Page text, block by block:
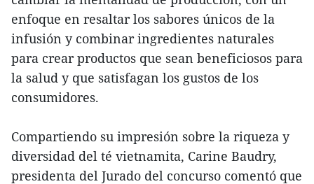
enfoque en resaltar los sabores únicos de la
infusión y combinar ingredientes naturales
para crear productos que sean beneficiosos para
la salud y que satisfagan los gustos de los
consumidores.
Compartiendo su impresión sobre la riqueza y
diversidad del té vietnamita, Carine Baudry,
presidenta del Jurado del concurso comentó que